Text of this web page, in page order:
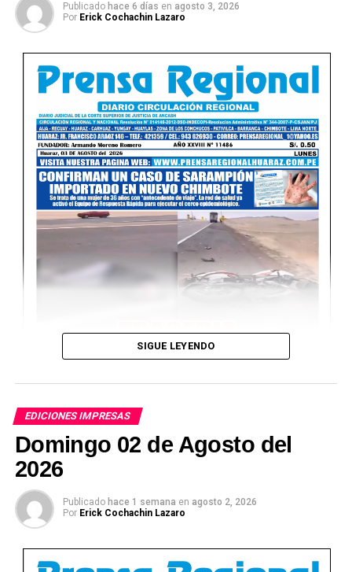
Publicado hace 6 días en agosto 3, 2026
Por Erick Cochachin Lazaro
Ver Online
SIGUE LEYENDO
EDICIONES IMPRESAS
Domingo 02 de Agosto del
2026
Publicado hace 1 semana en agosto 2, 2026
Por Erick Cochachin Lazaro